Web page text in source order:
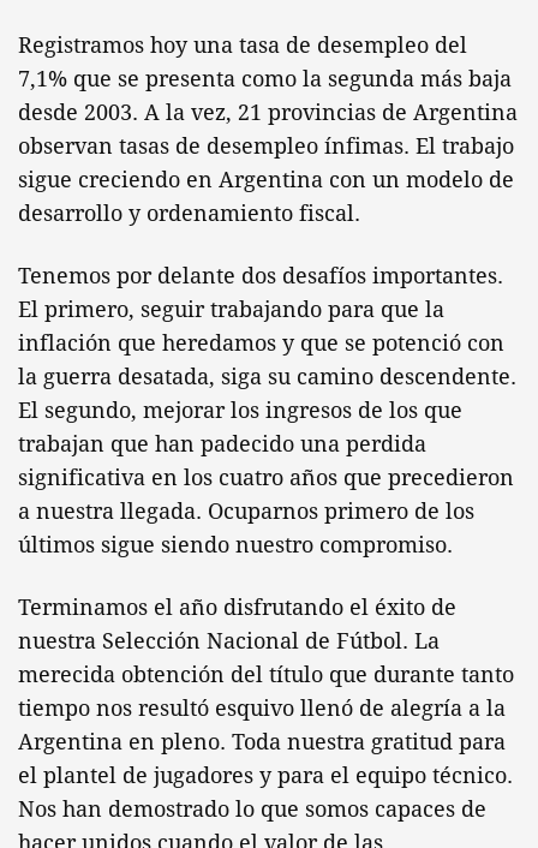
Registramos hoy una tasa de desempleo del
7,1% que se presenta como la segunda más baja
desde 2003. A la vez, 21 provincias de Argentina
observan tasas de desempleo ínfimas. El trabajo
sigue creciendo en Argentina con un modelo de
desarrollo y ordenamiento fiscal.
Tenemos por delante dos desafíos importantes.
El primero, seguir trabajando para que la
inflación que heredamos y que se potenció con
la guerra desatada, siga su camino descendente.
El segundo, mejorar los ingresos de los que
trabajan que han padecido una perdida
significativa en los cuatro años que precedieron
a nuestra llegada. Ocuparnos primero de los
últimos sigue siendo nuestro compromiso.
Terminamos el año disfrutando el éxito de
nuestra Selección Nacional de Fútbol. La
merecida obtención del título que durante tanto
tiempo nos resultó esquivo llenó de alegría a la
Argentina en pleno. Toda nuestra gratitud para
el plantel de jugadores y para el equipo técnico.
Nos han demostrado lo que somos capaces de
hacer unidos cuando el valor de las